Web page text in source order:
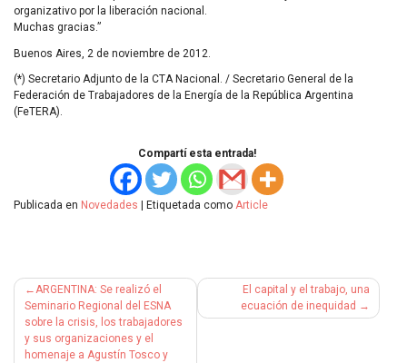
organizativo por la liberación nacional.
Muchas gracias.”
Buenos Aires, 2 de noviembre de 2012.
(*) Secretario Adjunto de la CTA Nacional. / Secretario General de la
Federación de Trabajadores de la Energía de la República Argentina
(FeTERA).
Compartí esta entrada!
Publicada en Novedades Etiquetada como Article
Navegación
de
entradas
ARGENTINA: Se realizó el
Seminario Regional del ESNA
sobre la crisis, los trabajadores
y sus organizaciones y el
homenaje a Agustín Tosco y
El capital y el trabajo, una
ecuación de inequidad